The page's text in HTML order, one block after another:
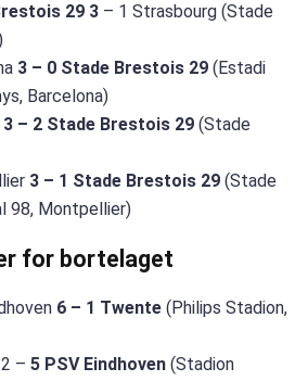
29 3 – 1 Strasbourg (Stade
3 – 0 Stade Brestois 29 (Estadi
Barcelona)
3 – 2 Stade Brestois 29 (Stade
3 – 1 Stade Brestois 29 (Stade
98, Montpellier)
for bortelaget
6 – 1 Twente (Philips Stadion,
– 5 PSV Eindhoven (Stadion